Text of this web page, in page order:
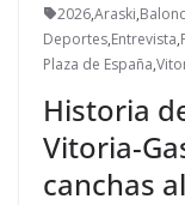
2026,Araski,
Deportes,Entrevista,
Plaza de España,
Historia
Vitoria-
canchas